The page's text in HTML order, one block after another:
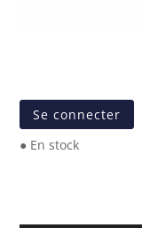
Se connecter
● En stock